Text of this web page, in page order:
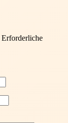
Erforderliche